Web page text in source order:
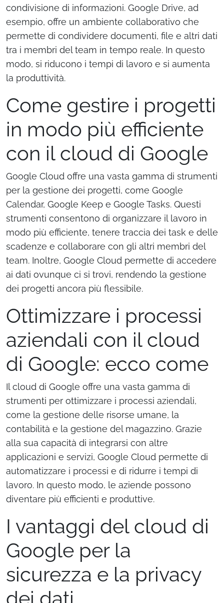
condivisione di informazioni. Google Drive, ad
esempio, offre un ambiente collaborativo che
permette di condividere documenti, file e altri dati
tra i membri del team in tempo reale. In questo
modo, si riducono i tempi di lavoro e si aumenta
la produttività.
Come gestire i progetti
in modo più efficiente
con il cloud di Google
Google Cloud offre una vasta gamma di strumenti
per la gestione dei progetti, come Google
Calendar, Google Keep e Google Tasks. Questi
strumenti consentono di organizzare il lavoro in
modo più efficiente, tenere traccia dei task e delle
scadenze e collaborare con gli altri membri del
team. Inoltre, Google Cloud permette di accedere
ai dati ovunque ci si trovi, rendendo la gestione
dei progetti ancora più flessibile.
Ottimizzare i processi
aziendali con il cloud
di Google: ecco come
Il cloud di Google offre una vasta gamma di
strumenti per ottimizzare i processi aziendali,
come la gestione delle risorse umane, la
contabilità e la gestione del magazzino. Grazie
alla sua capacità di integrarsi con altre
applicazioni e servizi, Google Cloud permette di
automatizzare i processi e di ridurre i tempi di
lavoro. In questo modo, le aziende possono
diventare più efficienti e produttive.
I vantaggi del cloud di
Google per la
sicurezza e la privacy